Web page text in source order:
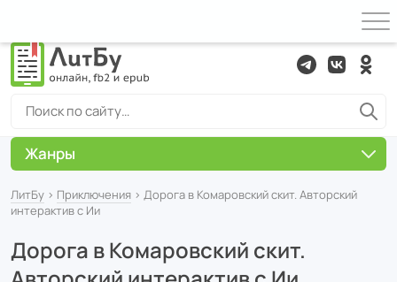
ЛитБу › Приключения › Дорога в Комаровский скит. Авторский
интерактив с Ии
Дорога в Комаровский скит.
Жанры